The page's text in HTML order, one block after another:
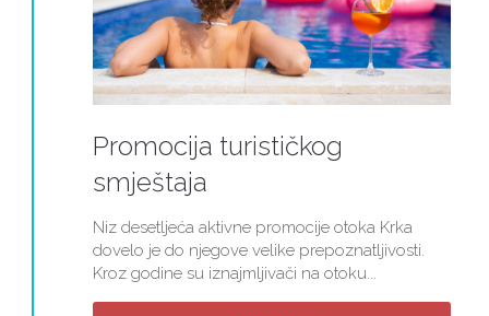
Promocija turističkog
smještaja
Niz desetljeća aktivne promocije otoka Krka
dovelo je do njegove velike prepoznatljivosti.
Kroz godine su iznajmljivači na otoku...